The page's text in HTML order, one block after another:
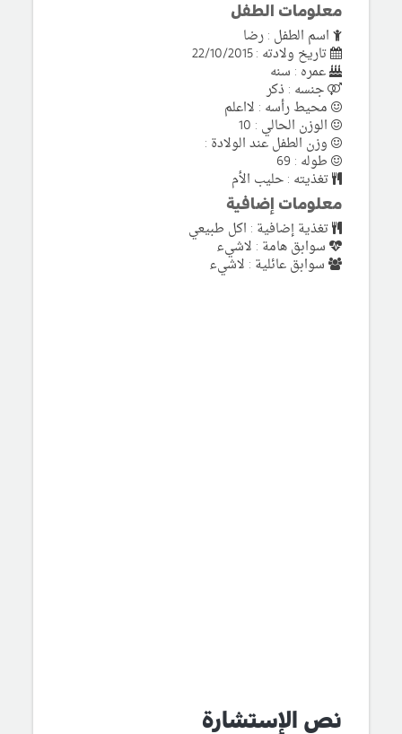
معلومات الطفل
اسم الطفل : رضا
تاريخ ولادته : 22/10/2015
عمره : سنه
جنسه : ذكر
محيط رأسه : لااعلم
الوزن الحالي : 10
وزن الطفل عند الولادة :
طوله : 69
تغذيته : حليب الأم
معلومات إضافية
تغذية إضافية : اكل طبيعي
سوابق هامة : لاشيء
سوابق عائلية : لاشيء
نص الإستشارة